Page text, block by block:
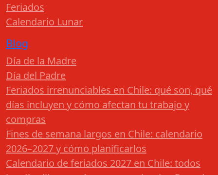
Feriados
Calendario Lunar
Blog
Día de la Madre
Día del Padre
Feriados irrenunciables en Chile: qué son, qué
días incluyen y cómo afectan tu trabajo y
compras
Fines de semana largos en Chile: calendario
2026–2027 y cómo planificarlos
Calendario de feriados 2027 en Chile: todos